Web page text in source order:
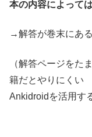
本の内容によって
→解答が巻末にあ
（解答ページをた
籍だとやりにくい
Ankidroidを活用す